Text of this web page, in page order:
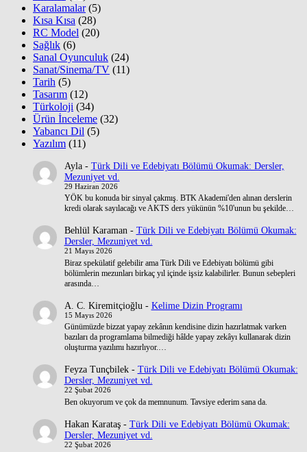
Karalamalar(5)
Kısa Kısa (28)
RC Model (20)
Sağlık (6)
Sanal Oyunculuk (24)
Sanat/Sinema/TV (11)
Tarih (5)
Tasarım (12)
Türkoloji (34)
Ürün İnceleme (32)
Yabancı Dil (5)
Yazılım (11)
Ayla- Türk Dili ve Edebiyatı Bölümü Okumak: Dersler,
Mezuniyet vd.
29 Haziran 2026
YÖK bu konuda bir sinyal çakmış. BTK Akademi'den alınan derslerin
kredi olarak sayılacağı ve AKTS ders yükünün %10'unun bu şekilde…
Behlül Karaman- Türk Dili ve Edebiyatı Bölümü Okumak:
Dersler, Mezuniyet vd.
21 Mayıs 2026
Biraz spekülatif gelebilir ama Türk Dili ve Edebiyatı bölümü gibi
bölümlerin mezunları birkaç yıl içinde işsiz kalabilirler. Bunun sebepleri
arasında…
A. C. Kiremitçioğlu - Kelime Dizin Programı
15 Mayıs 2026
Günümüzde bizzat yapay zekânın kendisine dizin hazırlatmak varken
bazıları da programlama bilmediği hâlde yapay zekâyı kullanarak dizin
oluşturma yazılımı hazırlıyor.…
Feyza Tunçbilek- Türk Dili ve Edebiyatı Bölümü Okumak:
Dersler, Mezuniyet vd.
22 Şubat 2026
Ben okuyorum ve çok da memnunum. Tavsiye ederim sana da.
Hakan Karataş- Türk Dili ve Edebiyatı Bölümü Okumak:
Dersler, Mezuniyet vd.
22 Şubat 2026